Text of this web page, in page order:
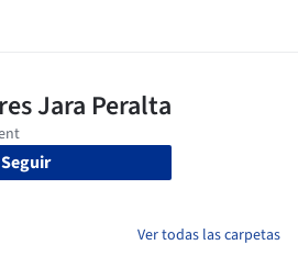
Seguir
Ver todas las carpetas